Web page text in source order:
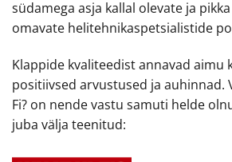
südamega asja kallal olevate ja
omavate helitehnikaspetsialistide
Klappide kvaliteedist annavad aimu
positiivsed arvustused ja auhinnad.
Fi? on nende vastu samuti helde
juba välja teenitud: